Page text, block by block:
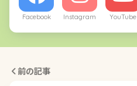
Facebook Instagram YouTube
前の記事